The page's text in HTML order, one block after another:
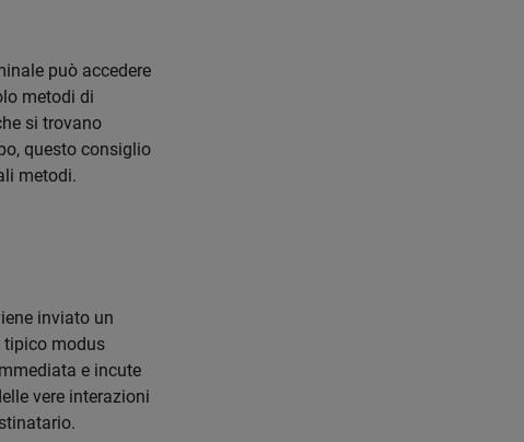
può accedere
metodi di
si trovano
questo consiglio
metodi.
inviato un
tipico modus
e incute
vere interazioni